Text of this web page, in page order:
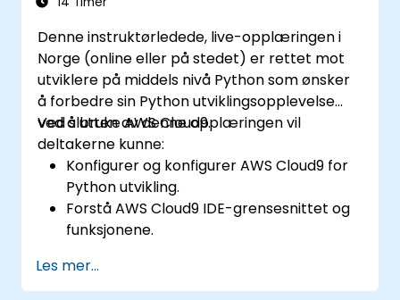
Denne instruktørledede, live-opplæringen i
Norge (online eller på stedet) er rettet mot
utviklere på middels nivå Python som ønsker
å forbedre sin Python utviklingsopplevelse
ved å bruke AWS Cloud9.
Ved slutten av denne opplæringen vil
deltakerne kunne:
Konfigurer og konfigurer AWS Cloud9 for
Python utvikling.
Forstå AWS Cloud9 IDE-grensesnittet og
funksjonene.
applikasjoner i AWS Cloud9.
Samarbeid med andre utviklere ved å
Les mer...